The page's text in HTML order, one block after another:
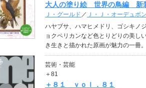
大人の塗り絵 世界の鳥編 新
Ｊ・グールド ／ Ｊ・Ｊ・オーデュボン
ハヤブサ、ハマヒメドリ、ゴシキノ
ョクペリカンなど色とりどりの美し
き生きと描かれた原画が魅力の一冊。
芸術・芸能
＋81
＋８１ ｖｏｌ．８１